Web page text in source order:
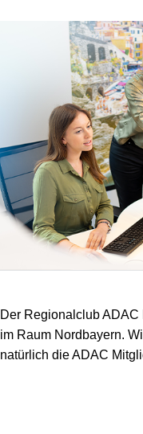
Der Regionalclub
im Raum Nordbayern.
natürlich die ADAC